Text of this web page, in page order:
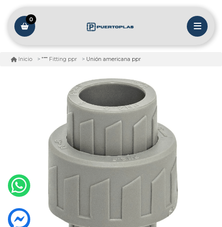
0
Inicio Fitting ppr Unión americana ppr